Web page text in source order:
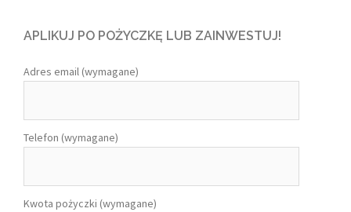
APLIKUJ PO POŻYCZKĘ LUB ZAINWESTUJ!
Adres email (wymagane)
Telefon (wymagane)
Kwota pożyczki (wymagane)